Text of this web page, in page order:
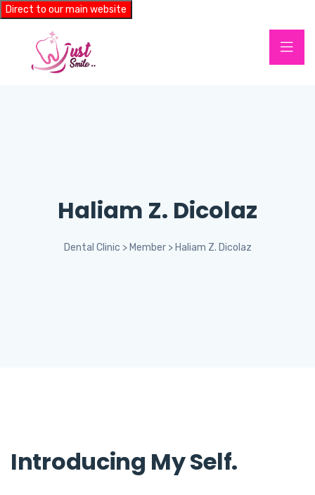
Direct to our main website
Haliam Z. Dicolaz
Dental Clinic >Member>Haliam Z. Dicolaz
Introducing My Self.